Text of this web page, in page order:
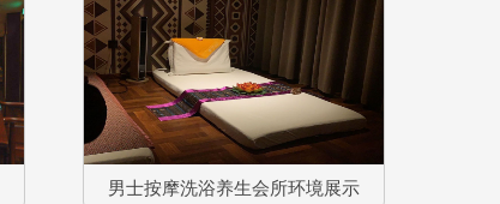
男士按摩洗浴养生会所环境展示